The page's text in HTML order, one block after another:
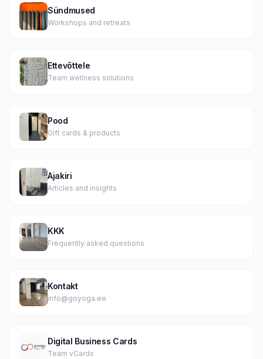
Sündmused
Workshops and retreats
Ettevõttele
Team wellness solutions
Pood
Gift cards & products
Ajakiri
Articles and insights
KKK
Frequently asked questions
Kontakt
info@goyoga.ee
Digital Business Cards
Team vCards